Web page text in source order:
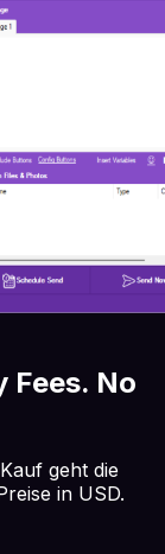
Fees. No
geht die
in USD.